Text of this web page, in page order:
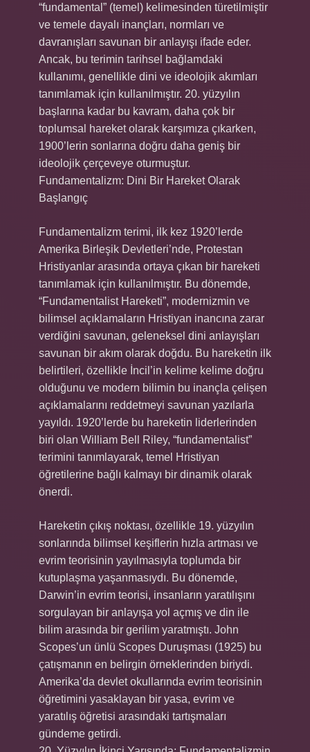
“fundamental” (temel) kelimesinden türetilmiştir
ve temele dayalı inançları, normları ve
davranışları savunan bir anlayışı ifade eder.
Ancak, bu terimin tarihsel bağlamdaki
kullanımı, genellikle dini ve ideolojik akımları
tanımlamak için kullanılmıştır. 20. yüzyılın
başlarına kadar bu kavram, daha çok bir
toplumsal hareket olarak karşımıza çıkarken,
1900’lerin sonlarına doğru daha geniş bir
ideolojik çerçeveye oturmuştur.
Fundamentalizm: Dini Bir Hareket Olarak
Başlangıç
Fundamentalizm terimi, ilk kez 1920’lerde
Amerika Birleşik Devletleri’nde, Protestan
Hristiyanlar arasında ortaya çıkan bir hareketi
tanımlamak için kullanılmıştır. Bu dönemde,
“Fundamentalist Hareketi”, modernizmin ve
bilimsel açıklamaların Hristiyan inancına zarar
verdiğini savunan, geleneksel dini anlayışları
savunan bir akım olarak doğdu. Bu hareketin ilk
belirtileri, özellikle İncil’in kelime kelime doğru
olduğunu ve modern bilimin bu inançla çelişen
açıklamalarını reddetmeyi savunan yazılarla
yayıldı. 1920’lerde bu hareketin liderlerinden
biri olan William Bell Riley, “fundamentalist”
terimini tanımlayarak, temel Hristiyan
öğretilerine bağlı kalmayı bir dinamik olarak
önerdi.
Hareketin çıkış noktası, özellikle 19. yüzyılın
sonlarında bilimsel keşiflerin hızla artması ve
evrim teorisinin yayılmasıyla toplumda bir
kutuplaşma yaşanmasıydı. Bu dönemde,
Darwin’in evrim teorisi, insanların yaratılışını
sorgulayan bir anlayışa yol açmış ve din ile
bilim arasında bir gerilim yaratmıştı. John
Scopes’un ünlü Scopes Duruşması (1925) bu
çatışmanın en belirgin örneklerinden biriydi.
Amerika’da devlet okullarında evrim teorisinin
öğretimini yasaklayan bir yasa, evrim ve
yaratılış öğretisi arasındaki tartışmaları
gündeme getirdi.